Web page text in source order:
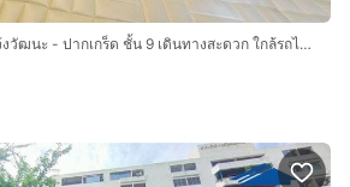
ขายคอนโด ลุมพินี วิลล์ แจ้งวัฒนะ - ปากเกร็ด ชั้น 9 เดินทางสะดวก ใกล้รถไฟฟ้าสายสีชมพู สถานีแยกปากเกร็ด